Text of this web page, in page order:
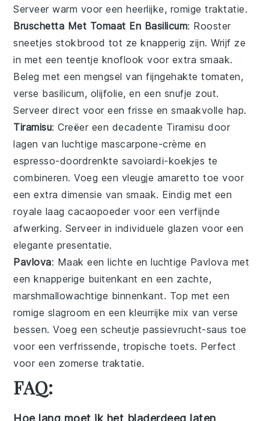
Serveer warm voor een heerlijke, romige traktatie.
Bruschetta Met Tomaat En Basilicum: Rooster
sneetjes stokbrood tot ze knapperig zijn. Wrijf ze
in met een teentje knoflook voor extra smaak.
Beleg met een mengsel van fijngehaktetomaten,
verse basilicum, olijfolie, en een snufje zout.
Serveer direct voor een frisse en smaakvolle hap.
Tiramisu: Creëer een decadente Tiramisu door
lagen van luchtige mascarpone-crème en
espresso-doordrenkte savoiardi-koekjes te
combineren. Voeg een vleugje amaretto toe voor
een extra dimensie van smaak. Eindig met een
royale laagcacaopoeder voor een verfijnde
afwerking. Serveer in individuele glazen voor een
elegante presentatie.
Pavlova: Maak een lichte en luchtige Pavlova met
een knapperige buitenkant en een zachte,
marshmallowachtige binnenkant. Top met een
romige slagroom en een kleurrijke mix van verse
bessen. Voeg een scheutjepassievrucht-saus toe
voor een verfrissende, tropische toets. Perfect
voor een zomerse traktatie.
FAQ: